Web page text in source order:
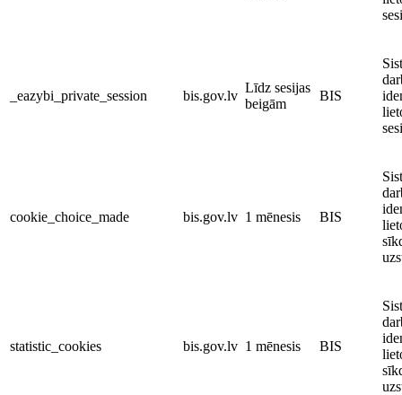
_eazybi_private_session bis.gov.lv
Līdz sesijas
beigām
BIS
cookie_choice_made bis.gov.lv 1 mēnesis BIS
statistic_cookies bis.gov.lv 1 mēnesis BIS